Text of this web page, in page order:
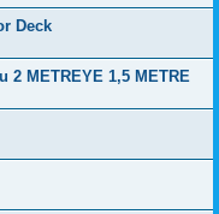
Deck
2 METREYE 1,5 METRE